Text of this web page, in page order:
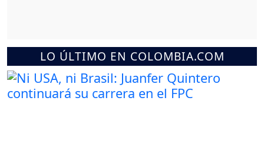
LO ÚLTIMO EN COLOMBIA.COM